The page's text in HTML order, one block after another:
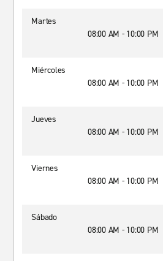
Martes
08:00 AM - 10:00 PM
Miércoles
08:00 AM - 10:00 PM
Jueves
08:00 AM - 10:00 PM
Viernes
08:00 AM - 10:00 PM
Sábado
08:00 AM - 10:00 PM